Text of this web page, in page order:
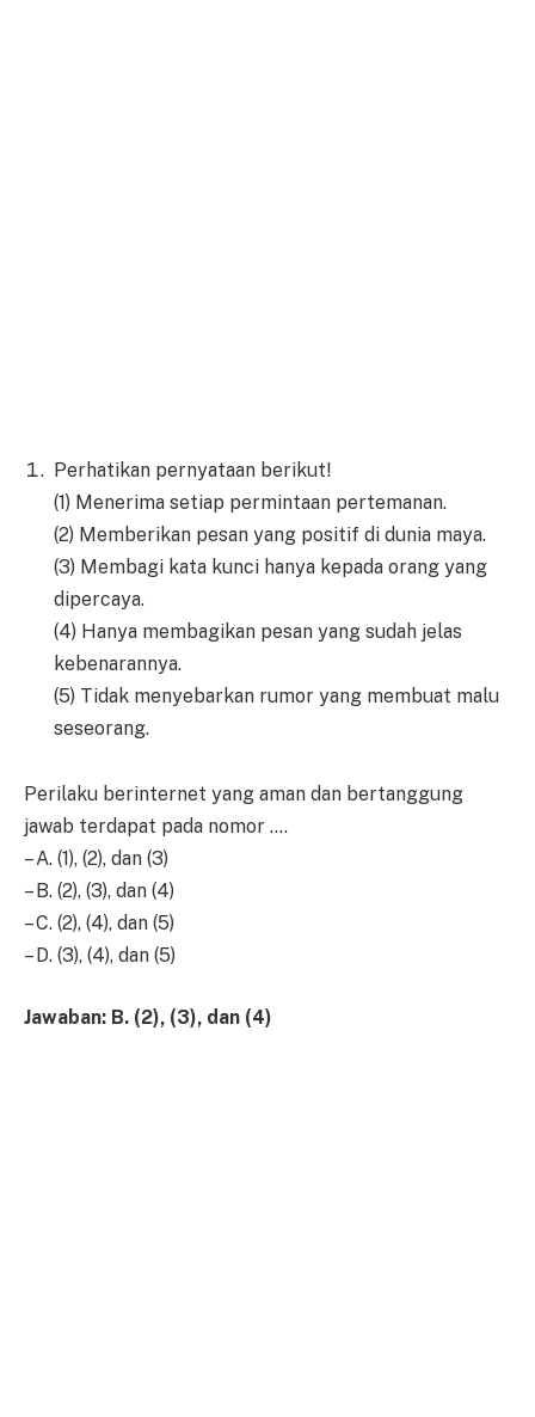
Perhatikan pernyataan berikut!
(1) Menerima setiap permintaan pertemanan.
(2) Memberikan pesan yang positif di dunia maya.
(3) Membagi kata kunci hanya kepada orang yang
dipercaya.
(4) Hanya membagikan pesan yang sudah jelas
kebenarannya.
(5) Tidak menyebarkan rumor yang membuat malu
seseorang.
Perilaku berinternet yang aman dan bertanggung
jawab terdapat pada nomor ….
– A. (1), (2), dan (3)
– B. (2), (3), dan (4)
– C. (2), (4), dan (5)
– D. (3), (4), dan (5)
Jawaban: B. (2), (3), dan (4)